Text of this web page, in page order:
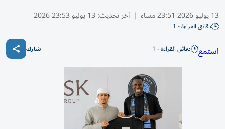
13 يوليو 2026 23:51 مساء | آخر تحديث: 13 يوليو 23:53 2026
دقائق القراءة - 1
استمع دقائق القراءة - 1 شارك